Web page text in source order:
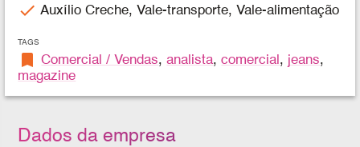
check Auxílio Creche, Vale-transporte, Vale-alimentação
TAGS
bookmark Comercial / Vendas,analista,comercial , jeans,
magazine
Dados da empresa